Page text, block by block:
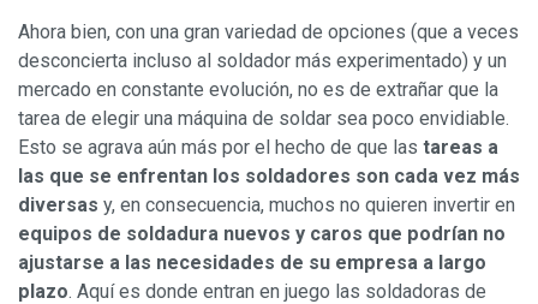
Ahora bien, con una gran variedad de opciones (que a veces
desconcierta incluso al soldador más experimentado) y un
mercado en constante evolución, no es de extrañar que la
tarea de elegir una máquina de soldar sea poco envidiable.
Esto se agrava aún más por el hecho de que las tareas a
las que se enfrentan los soldadores son cada vez más
diversas y, en consecuencia, muchos no quieren invertir en
equipos de soldadura nuevos y caros que podrían no
ajustarse a las necesidades de su empresa a largo
plazo. Aquí es donde entran en juego las soldadoras de